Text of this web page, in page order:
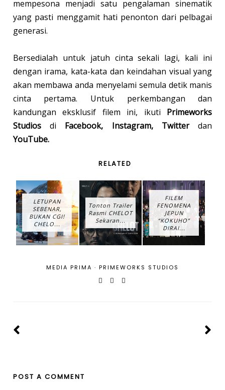
mempesona menjadi satu pengalaman sinematik
yang pasti menggamit hati penonton dari pelbagai
generasi.
Bersedialah untuk jatuh cinta sekali lagi, kali ini
dengan irama, kata-kata dan keindahan visual yang
akan membawa anda menyelami semula detik manis
cinta pertama. Untuk perkembangan dan
kandungan eksklusif filem ini, ikuti Primeworks
Studiosdi Facebook, Instagram, Twitterdan
YouTube.
RELATED
LETUPAN
SEBENAR,
BUKAN CGI!
CHELO...
Tonton Trailer
Rasmi CHELOT
Sekaran...
FILEM
FENOMENA
JEPUN
“KOKUHO”
DIRAI...
MEDIA PRIMA · PRIMEWORKS STUDIOS
POST A COMMENT